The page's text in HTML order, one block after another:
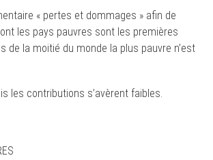
« pertes et dommages » afin de
les pays pauvres sont les premières
de la moitié du monde la plus pauvre n’est
les contributions s’avèrent faibles.